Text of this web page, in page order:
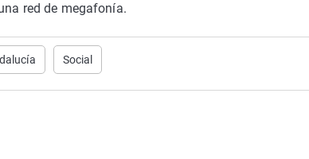
red de megafonía.
Social